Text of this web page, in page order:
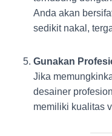
Anda akan
sedikit nakal,
Gunakan
Jika
desainer
memiliki kualitas